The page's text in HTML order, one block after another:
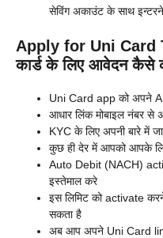
सेविंग अकाउंट के साथ
Apply for Uni Card
कार्ड के लिए आवेदन कैसे
Uni Card app को अपने
आधार लिंक मोबाइल नंबर से
KYC के लिए अपनी बारे में
कुछ ही देर में आपको आपके
Auto Debit (NACH)
इस्तेमाल करे
इस लिमिट को activate
सकता है
अब आप अपने Uni Card